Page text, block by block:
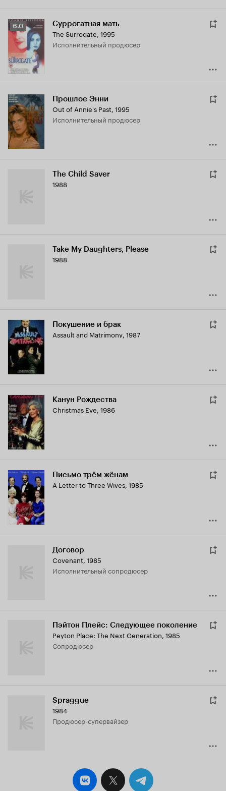
Рейтинг
Кинопоиска
6.0
6.0 Суррогатная мать
The Surrogate, 1995
исполнительный продюсер
Прошлое Энни
Out of Annie's Past, 1995
исполнительный продюсер
The Child Saver
1988
Take My Daughters, Please
1988
Покушение и брак
Assault and Matrimony, 1987
Канун Рождества
Christmas Eve, 1986
Письмо трём жёнам
A Letter to Three Wives, 1985
Договор
Covenant, 1985
исполнительный сопродюсер
Пэйтон Плейс: Следующее поколение
Peyton Place: The Next Generation, 1985
сопродюсер
Spraggue
1984
продюсер-супервайзер